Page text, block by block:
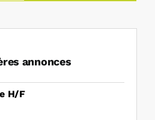
annonces
H/F